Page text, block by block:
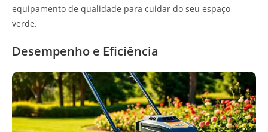
equipamento de qualidade para cuidar do seu espaço
verde.
Desempenho e Eficiência